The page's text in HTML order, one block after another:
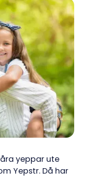
yeppar ute
Yepstr. Då har